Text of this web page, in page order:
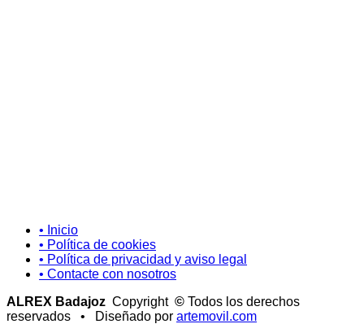
• Inicio
• Política de cookies
• Política de privacidad y aviso legal
• Contacte con nosotros
ALREX Badajoz Copyright © Todos los derechos
reservados • Diseñado por artemovil.com